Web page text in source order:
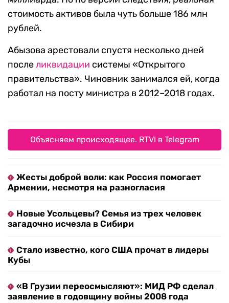
стоимость активов была чуть больше 186 млн
рублей.
Абызова арестовали спустя несколько дней
послеликвидации системы «Открытого
правительства». Чиновник занимался ей, когда
работал на посту министра в 2012–2018 годах.
Объясняем происходящее. RTVI в Telegram
Жесты доброй воли: как Россия помогает
Армении, несмотря на разногласия
Новые Усольцевы? Семья из трех человек
загадочно исчезла в Сибири
Стало известно, кого США прочат в лидеры
Кубы
«В Грузии переосмысляют»: МИД РФ сделал
заявление в годовщину войны 2008 года